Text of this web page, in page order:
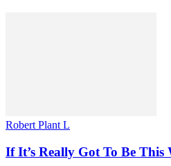
Robert Plant L
If It’s Really Got To Be This